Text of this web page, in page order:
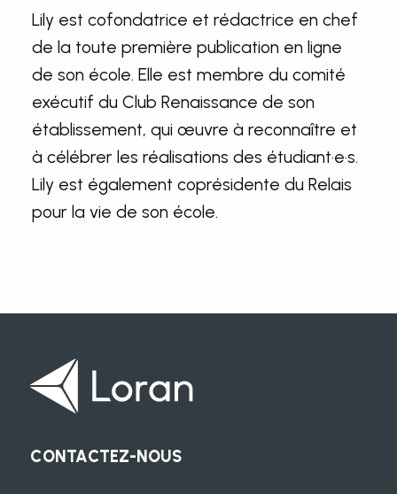
Lily est cofondatrice et rédactrice en chef
de la toute première publication en ligne
de son école. Elle est membre du comité
exécutif du Club Renaissance de son
établissement, qui œuvre à reconnaître et
à célébrer les réalisations des étudiant·e·s.
Lily est également coprésidente du Relais
pour la vie de son école.
CONTACTEZ-NOUS